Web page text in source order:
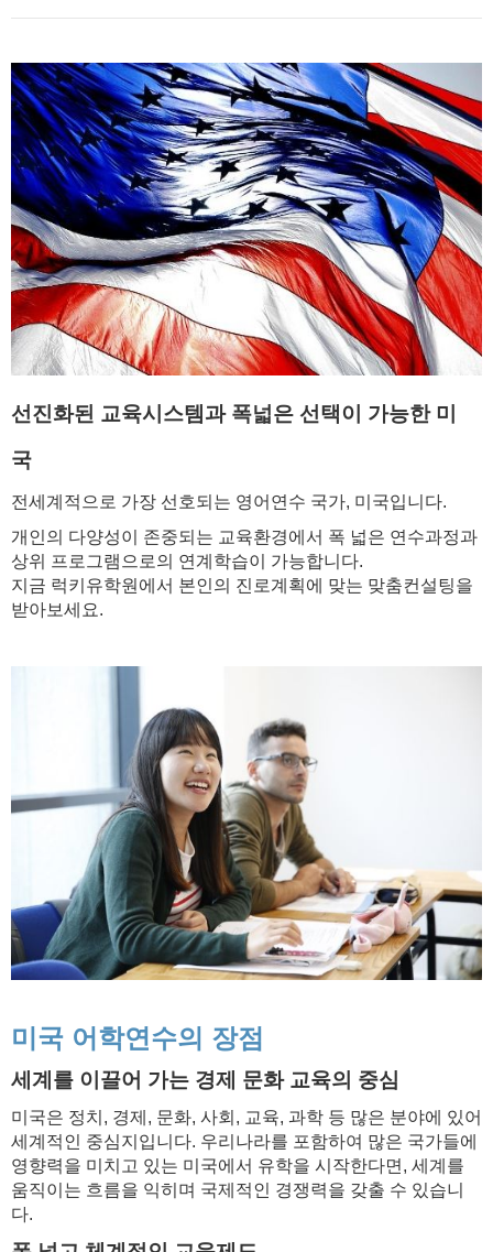
선진화된 교육시스템과 폭넓은 선택이 가능한 미
국
전세계적으로 가장 선호되는 영어연수 국가, 미국입니다.
개인의 다양성이 존중되는 교육환경에서 폭 넓은 연수과정과
상위 프로그램으로의 연계학습이 가능합니다.
지금 럭키유학원에서 본인의 진로계획에 맞는 맞춤컨설팅을
받아보세요.​
미국 어학연수의 장점
세계를 이끌어 가는 경제 문화 교육의 중심​
미국은 정치, 경제, 문화, 사회, 교육, 과학 등 많은 분야에 있어
세계적인 중심지입니다. 우리나라를 포함하여 많은 국가들에
영향력을 미치고 있는 미국에서 유학을 시작한다면, 세계를
움직이는 흐름을 익히며 국제적인 경쟁력을 갖출 수 있습니
다.